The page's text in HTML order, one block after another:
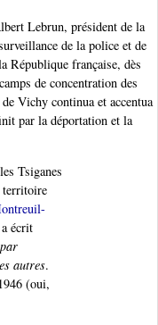
Lebrun, président de la
de la police et de
République française, dès
de concentration des
Vichy continua et accentua
par la déportation et la
Tsiganes
territoire
écrit
autres.
(oui,